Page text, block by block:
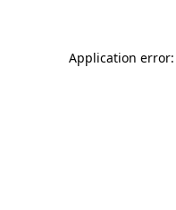
Application